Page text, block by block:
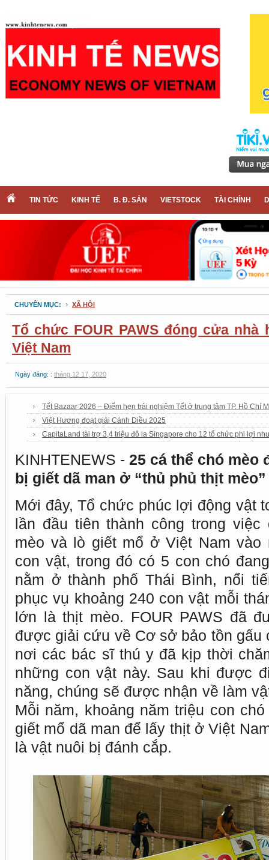
TIN TỨC KINH TẾ B. Đ. SẢN VIETSTOCK TÀI CHÍNH
CHUYÊN MỤC: XÃ HỘI
Tổ chức FOUR PAWS đóng cửa
Việt Nam
Ngày đăng: : tháng 12 17, 2020
Tết Bazaar 2026 – Điểm hẹn trải nghiệm Tết ở trung tâm TP. Hồ Chí
Việt Hương đoạt giải Cánh Diều 2025
CapitaLand tài trợ 3,4 triệu đô la Singapore cho 12 tổ chức phi lợi
KINHTENEWS - 25 cá thể chó
bị giết dã man ở “thủ phủ thịt
Mới đây, Tổ chức phúc lợi động vật
lần đầu tiên thành công trong
mèo và lò giết mổ ở Việt Nam vào
con vật, trong đó có 5 con chó
nằm ở thành phố Thái Bình, nổi
phục vụ khoảng 240 con vật mỗi
lớn là thịt mèo. FOUR PAWS đã
được giải cứu về Cơ sở bảo tồn gấu
nơi các bác sĩ thú y đã kịp thời
những con vật này. Sau khi được
năng, chúng sẽ được nhận về làm
Mỗi năm, khoảng năm triệu con
giết mổ dã man để lấy thịt ở Việt
là vật nuôi bị đánh cắp.